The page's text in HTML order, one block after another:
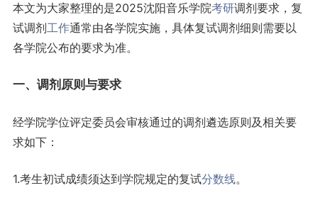
本文为大家整理的是2025沈阳音乐学院考研调剂要求，复
试调剂工作通常由各学院实施，具体复试调剂细则需要以
各学院公布的要求为准。
一、 调剂原则与要求
经学院学位评定委员会审核通过的调剂遴选原则及相关要
求如下：
1.考生初试成绩须达到学院规定的复试分数线。